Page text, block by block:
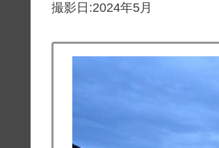
撮影日:2024年5月